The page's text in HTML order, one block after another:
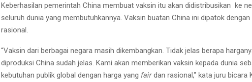
Keberhasilan pemerintah China membuat vaksin itu akan didistribusikan ke
seluruh dunia yang membutuhkannya. Vaksin buatan China ini dipatok dengan
rasional.
“Vaksin dari berbagai negara masih dikembangkan. Tidak jelas berapa
diproduksi China sudah jelas. Kami akan memberikan vaksin kepada dunia
kebutuhan publik global dengan harga yang fairdan rasional,” kata juru bicara